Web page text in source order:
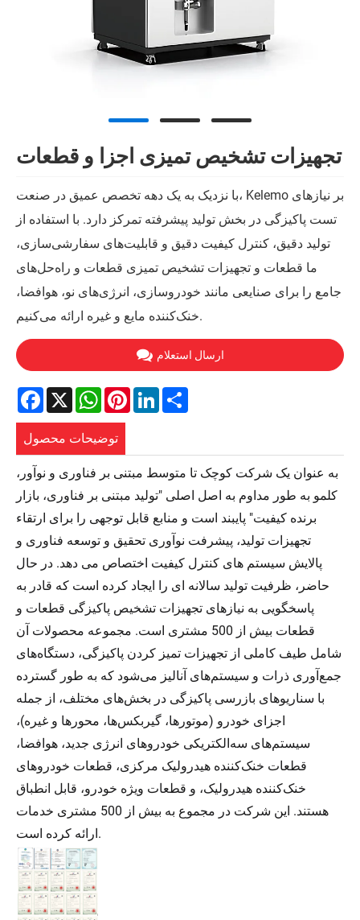
تجهیزات تشخیص تمیزی اجزا و قطعات
با نزدیک به یک دهه تخصص عمیق در صنعت، Kelemo بر نیازهای
تست پاکیزگی در بخش تولید پیشرفته تمرکز دارد. با استفاده از
تولید دقیق، کنترل کیفیت دقیق و قابلیت‌های سفارشی‌سازی،
ما قطعات و تجهیزات تشخیص تمیزی قطعات و راه‌حل‌های
جامع را برای صنایعی مانند خودروسازی، انرژی‌های نو، هوافضا،
خنک‌کننده مایع و غیره ارائه می‌کنیم.
ارسال استعلام
Facebook
X WhatsApp
PinterestLinkedIn
توضیحات محصول
به عنوان یک شرکت کوچک تا متوسط ​​مبتنی بر فناوری و نوآور،
کلمو به طور مداوم به اصل اصلی "تولید مبتنی بر فناوری، بازار
برنده کیفیت" پایبند است و منابع قابل توجهی را برای ارتقاء
تجهیزات تولید، پیشرفت نوآوری تحقیق و توسعه فناوری و
پالایش سیستم های کنترل کیفیت اختصاص می دهد. در حال
حاضر، ظرفیت تولید سالانه ای را ایجاد کرده است که قادر به
پاسخگویی به نیازهای تجهیزات تشخیص پاکیزگی قطعات و
قطعات بیش از 500 مشتری است. مجموعه محصولات آن
شامل طیف کاملی از تجهیزات تمیز کردن پاکیزگی، دستگاه‌های
جمع‌آوری ذرات و سیستم‌های آنالیز می‌شود که به طور گسترده
با سناریوهای بازرسی پاکیزگی در بخش‌های مختلف، از جمله
اجزای خودرو (موتورها، گیربکس‌ها، محورها و غیره)،
سیستم‌های سه‌الکتریکی خودروهای انرژی جدید، هوافضا،
قطعات خنک‌کننده هیدرولیک مرکزی، قطعات خودروهای
خنک‌کننده هیدرولیک، و قطعات ویژه خودرو، قابل انطباق
هستند. این شرکت در مجموع به بیش از 500 مشتری خدمات
ارائه کرده است.